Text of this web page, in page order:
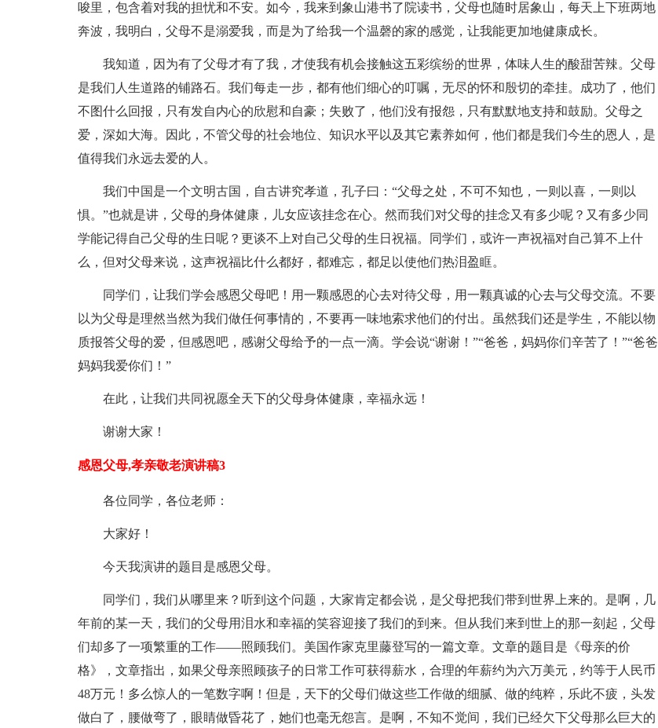
唆里，包含着对我的担忧和不安。如今，我来到象山港书了院读书，父母也随时居象山，每天上下班两地
奔波，我明白，父母不是溺爱我，而是为了给我一个温磬的家的感觉，让我能更加地健康成长。
我知道，因为有了父母才有了我，才使我有机会接触这五彩缤纷的世界，体味人生的酸甜苦辣。父母
是我们人生道路的铺路石。我们每走一步，都有他们细心的叮嘱，无尽的怀和殷切的牵挂。成功了，他们
不图什么回报，只有发自内心的欣慰和自豪；失败了，他们没有报怨，只有默默地支持和鼓励。父母之
爱，深如大海。因此，不管父母的社会地位、知识水平以及其它素养如何，他们都是我们今生的恩人，是
值得我们永远去爱的人。
我们中国是一个文明古国，自古讲究孝道，孔子曰：“父母之处，不可不知也，一则以喜，一则以
惧。”也就是讲，父母的身体健康，儿女应该挂念在心。然而我们对父母的挂念又有多少呢？又有多少同
学能记得自己父母的生日呢？更谈不上对自己父母的生日祝福。同学们，或许一声祝福对自己算不上什
么，但对父母来说，这声祝福比什么都好，都难忘，都足以使他们热泪盈眶。
同学们，让我们学会感恩父母吧！用一颗感恩的心去对待父母，用一颗真诚的心去与父母交流。不要
以为父母是理然当然为我们做任何事情的，不要再一味地索求他们的付出。虽然我们还是学生，不能以物
质报答父母的爱，但感恩吧，感谢父母给予的一点一滴。学会说“谢谢！”“爸爸，妈妈你们辛苦了！”“爸爸
妈妈我爱你们！”
在此，让我们共同祝愿全天下的父母身体健康，幸福永远！
谢谢大家！
感恩父母,孝亲敬老演讲稿3
各位同学，各位老师：
大家好！
今天我演讲的题目是感恩父母。
同学们，我们从哪里来？听到这个问题，大家肯定都会说，是父母把我们带到世界上来的。是啊，几
年前的某一天，我们的父母用泪水和幸福的笑容迎接了我们的到来。但从我们来到世上的那一刻起，父母
们却多了一项繁重的工作——照顾我们。美国作家克里藤登写的一篇文章。文章的题目是《母亲的价
格》，文章指出，如果父母亲照顾孩子的日常工作可获得薪水，合理的年薪约为六万美元，约等于人民币
48万元！多么惊人的一笔数字啊！但是，天下的父母们做这些工作做的细腻、做的纯粹，乐此不疲，头发
做白了，腰做弯了，眼睛做昏花了，她们也毫无怨言。是啊，不知不觉间，我们已经欠下父母那么巨大的